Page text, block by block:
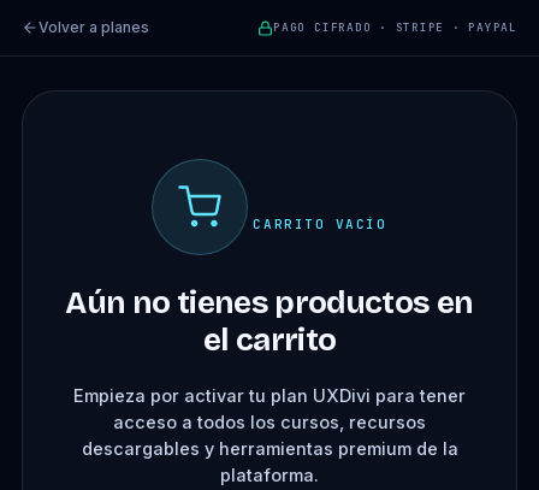
Volver a planes PAGO CIFRADO · STRIPE · PAYPAL
CARRITO VACÍO
Aún no tienes productos en
el carrito
Empieza por activar tu plan UXDivi para tener
acceso a todos los cursos, recursos
descargables y herramientas premium de la
plataforma.